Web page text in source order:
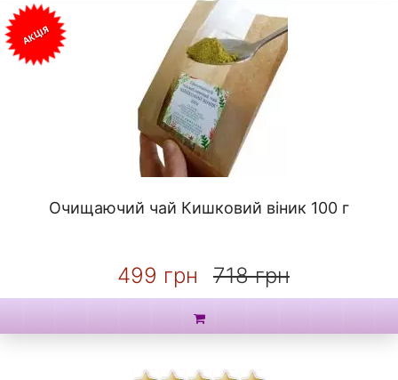
Очищаючий чай Кишковий віник 100 г
АКЦІЯ
499 грн 718 грн